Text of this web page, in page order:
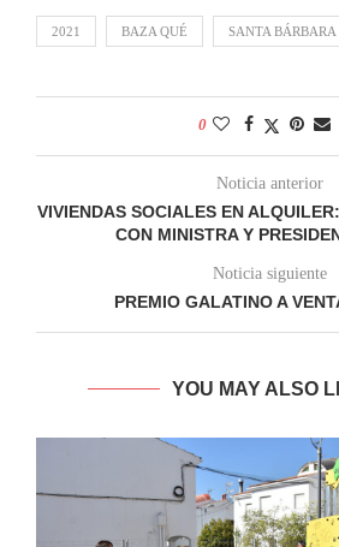
2021 BAZA QUÉ SANTA BÁRBARA
0
Noticia anterior
VIVIENDAS SOCIALES EN
CON MINISTRA Y
Noticia siguiente
PREMIO GALATINO A
YOU MAY ALSO